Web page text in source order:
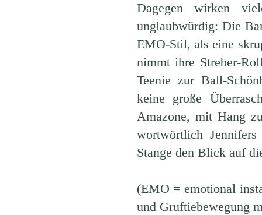
Dagegen wirken
unglaubwürdig: Die
EMO-Stil, als eine
nimmt ihre Streber-
Teenie zur Ball-
keine große
Amazone, mit Hang
wortwörtlich
Stange den Blick auf
(EMO = emotional
und Gruftiebewegung